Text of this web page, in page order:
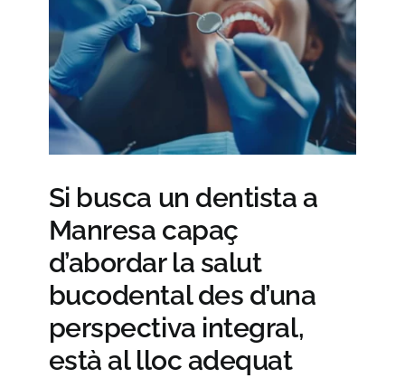
Si busca un dentista a
Manresa capaç
d’abordar la salut
bucodental des d’una
perspectiva integral,
està al lloc adequat